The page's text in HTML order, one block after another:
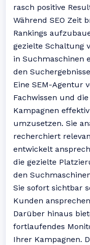
rasch positive
Während SEO Zeit
Rankings
gezielte Schaltung
in Suchmaschinen
den
Eine SEM-Agentur
Fachwissen und
Kampagnen
umzusetzen. Sie
recherchiert
entwickelt
die gezielte
den
Sie sofort sichtbar
Kunden
Darüber hinaus
fortlaufendes
Ihrer Kampagnen.